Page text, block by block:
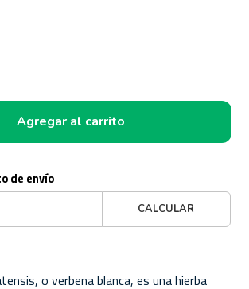
Agregar al carrito
de envío
CALCULAR
o verbena blanca, es unahierba